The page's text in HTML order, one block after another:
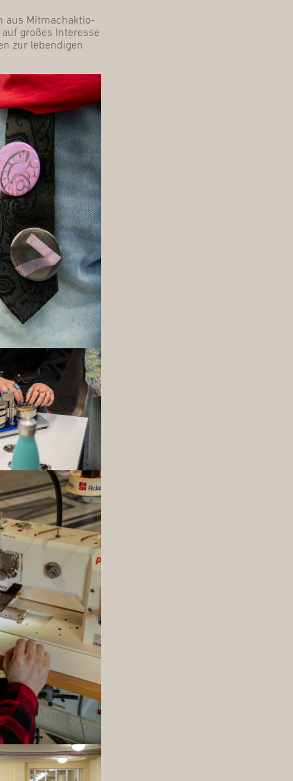
aus Mit­mach­ak­tio­
gro­ßes Inter­es­se
zur leben­di­gen